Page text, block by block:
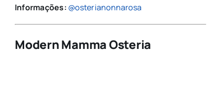
Informações: @osterianonnarosa
Modern Mamma Osteria